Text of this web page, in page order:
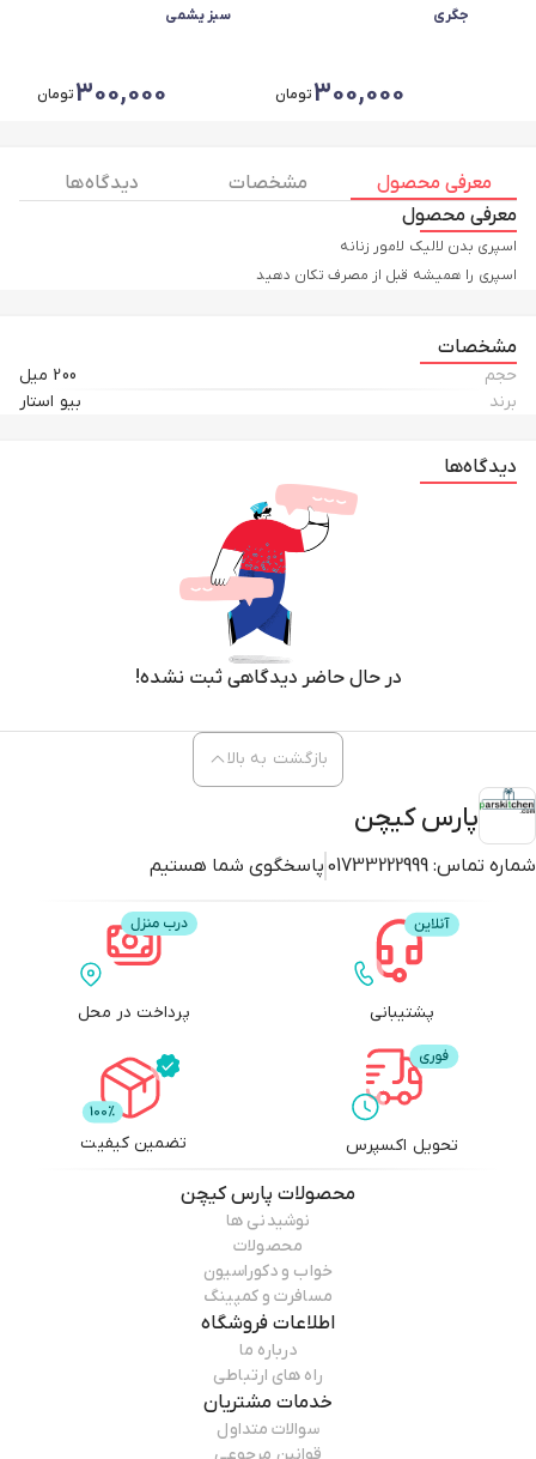
جگری
300,000تومان
سبز یشمی
300,000تومان
معرفی محصول مشخصات
دیدگاه ها
معرفی محصول
اسپری را همیشه قبل از مصرف تکان دهید
مشخصات
حجم
200 میل
برند
بیو استار
دیدگاه‌ها
در حال حاضر دیدگاهی ثبت نشده!
پارس کیچن
شماره تماس: 01733222999 پاسخگوی شما هستیم
بازگشت به بالا
پشتیبانی پرداخت در محل
تحویل اکسپرس تضمین کیفیت
محصولات پارس کیچن
نوشیدنی ها
محصولات
خواب و دکوراسیون
مسافرت و کمپینگ
اطلاعات فروشگاه
درباره ما
راه های ارتباطی
خدمات مشتریان
سوالات متداول